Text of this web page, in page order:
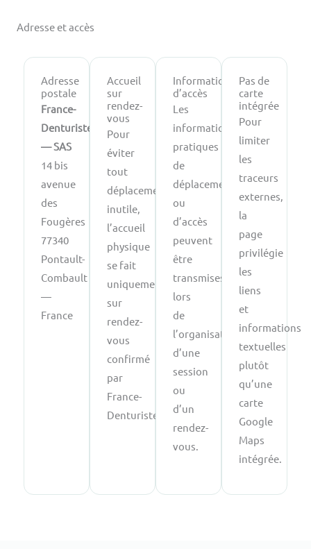
Adresse et accès
Adresse
postale
France-
Denturiste
— SAS
14 bis
avenue
des
Fougères
77340
Pontault-
Combault
—
France
Accueil
sur
rendez-
vous
Pour
éviter
tout
déplacement
inutile,
l’accueil
physique
se fait
uniquement
sur
rendez-
vous
confirmé
par
France-
Denturiste.
Informations
d’accès
Les
informations
pratiques
de
déplacement
ou
d’accès
peuvent
être
transmises
lors
de
l’organisation
d’une
session
ou
d’un
rendez-
vous.
Pas de
carte
intégrée
Pour
limiter
les
traceurs
externes,
la
page
privilégie
les
liens
et
informations
textuelles
plutôt
qu’une
carte
Google
Maps
intégrée.